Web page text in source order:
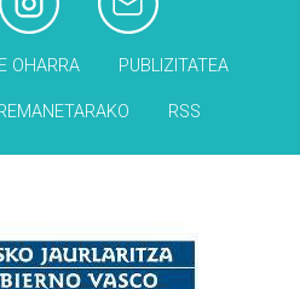
OHARRA PUBLIZITATEA
RSS